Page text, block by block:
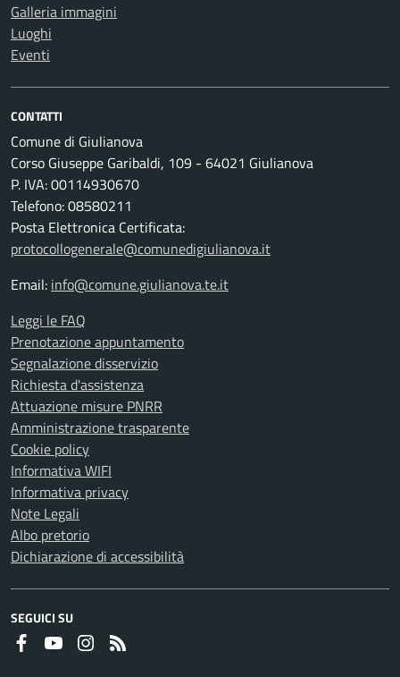
Galleria immagini
Luoghi
Eventi
CONTATTI
Comune di Giulianova
Corso Giuseppe Garibaldi, 109 - 64021 Giulianova
P. IVA: 00114930670
Telefono: 08580211
Posta Elettronica Certificata:
protocollogenerale@comunedigiulianova.it
Email: info@comune.giulianova.te.it
Leggi le FAQ
Prenotazione appuntamento
Segnalazione disservizio
Richiesta d'assistenza
Attuazione misure PNRR
Amministrazione trasparente
Cookie policy
Informativa WIFI
Informativa privacy
Note Legali
Albo pretorio
Dichiarazione di accessibilità
SEGUICI SU
FaceboookYoutubeInstagram